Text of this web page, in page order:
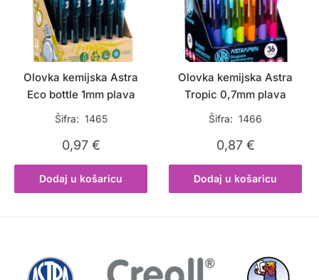
Olovka kemijska Astra
Eco bottle 1mm plava
Šifra: 1465
0,97 €
Dodaj u košaricu
Olovka kemijska Astra
Tropic 0,7mm plava
Šifra: 1466
0,87 €
Dodaj u košaricu